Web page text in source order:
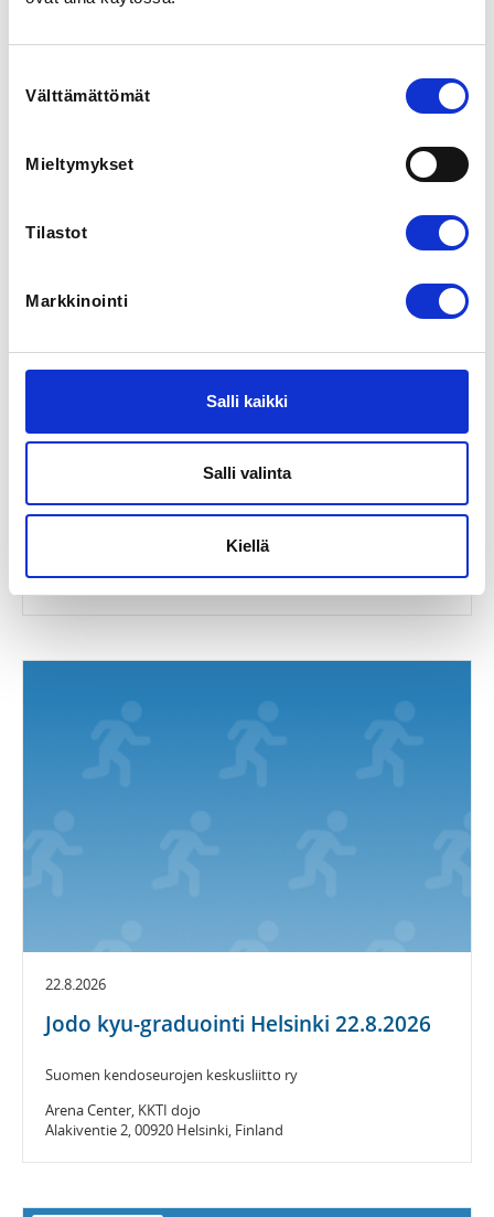
valinta
Välttämättömät
Mieltymykset
Tilastot
Markkinointi
Salli kaikki
Salli valinta
Kiellä
27.9.2026
Jodo dan-graduointi ilmoittautuminen EJC2026
33700 Mérignac, France
22.8.2026
Jodo kyu-graduointi Helsinki 22.8.2026
Suomen kendoseurojen keskusliitto ry
Arena Center, KKTI dojo
Alakiventie 2, 00920 Helsinki, Finland